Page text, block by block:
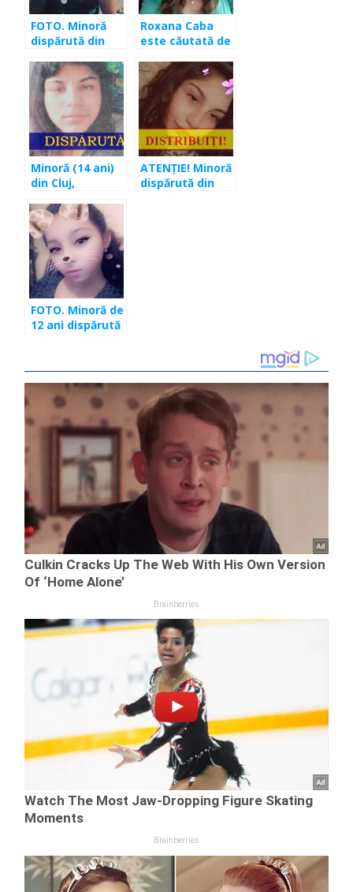
FOTO. Minoră
dispărută din
cere ajutorul
comunității
Roxana Caba
este căutată de
dat-o dispărută
pe minora de 17
ani
Minoră (14 ani)
din Cluj,
aproape două
luni! Poliția ne
cere ajutorul
ATENȚIE! Minoră
dispărută din
FOTO. Minoră de
12 ani dispărută